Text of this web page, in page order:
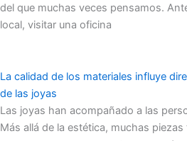
del que muchas veces pensamos.
local, visitar una oficina
La calidad de los materiales influye
de las joyas
Las joyas han acompañado a las
Más allá de la estética, muchas